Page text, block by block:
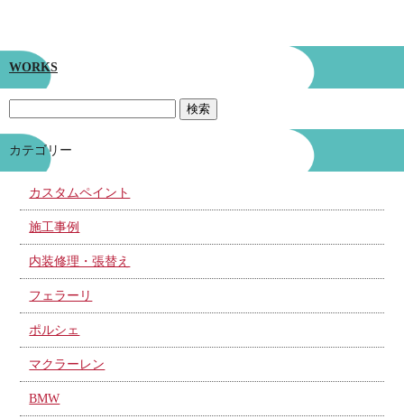
WORKS
カテゴリー
カスタムペイント
施工事例
内装修理・張替え
フェラーリ
ポルシェ
マクラーレン
BMW